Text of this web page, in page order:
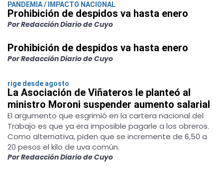
PANDEMIA / IMPACTO NACIONAL
Prohibición de despidos va hasta enero
Por Redacción Diario de Cuyo
Prohibición de despidos va hasta enero
Por Redacción Diario de Cuyo
rige desde agosto
La Asociación de Viñateros le planteó al
ministro Moroni suspender aumento salarial
El argumento que esgrimió en la cartera nacional del
Trabajo es que ya era imposible pagarle a los obreros.
Como alternativa, piden que se incremente de 6,50 a
20 pesos el kilo de uva común.
Por Redacción Diario de Cuyo